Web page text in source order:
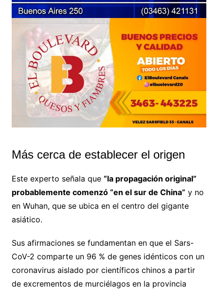
Más cerca de establecer el origen
Este experto señala que “la propagación original”
probablemente comenzó “en el sur de China” y no
en Wuhan, que se ubica en el centro del gigante
asiático.
Sus afirmaciones se fundamentan en que el Sars-
CoV-2 comparte un 96 % de genes idénticos con un
coronavirus aislado por científicos chinos a partir
de excrementos de murciélagos en la provincia